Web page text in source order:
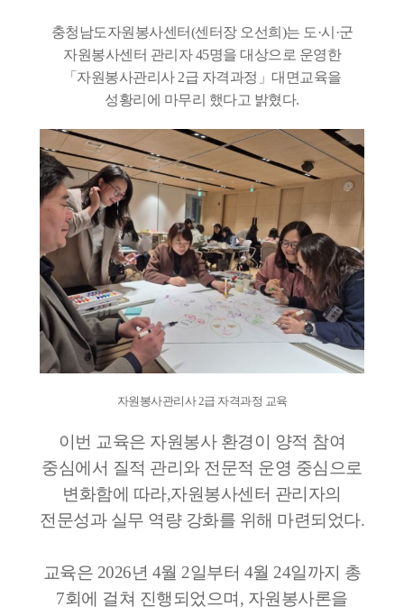
충청남도자원봉사센터(센터장 오선희)는 도·시·군
자원봉사센터 관리자 45명을 대상으로 운영한
「자원봉사관리사 2급 자격과정」대면교육을
성황리에 마무리 했다고 밝혔다.
자원봉사관리사 2급 자격과정 교육
이번 교육은 자원봉사 환경이 양적 참여
중심에서 질적 관리와 전문적 운영 중심으로
변화함에 따라,자원봉사센터 관리자의
전문성과 실무 역량 강화를 위해 마련되었다.
교육은 2026년 4월 2일부터 4월 24일까지 총
7회에 걸쳐 진행되었으며, 자원봉사론을